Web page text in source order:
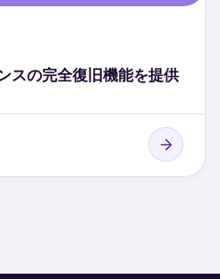
スの完全復旧機能を提供